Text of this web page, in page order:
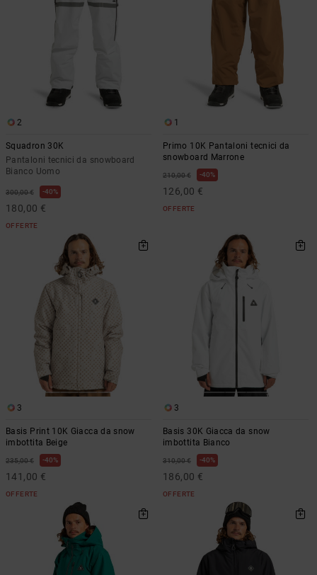
2
Squadron 30K
Pantaloni tecnici da snowboard
Bianco Uomo
300,00 € 40%
180,00 €
OFFERTE
1
Primo 10K Pantaloni tecnici da
snowboard Marrone
210,00 € 40%
126,00 €
OFFERTE
3
Basis Print 10K Giacca da snow
imbottita Beige
235,00 € 40%
141,00 €
OFFERTE
3
Basis 30K Giacca da snow
imbottita Bianco
310,00 € 40%
186,00 €
OFFERTE